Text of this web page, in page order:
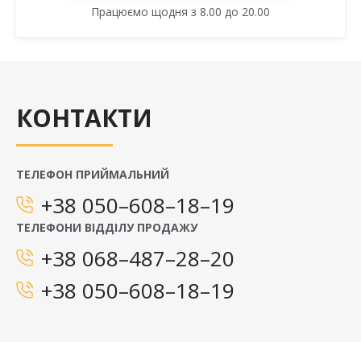
Працюємо щодня з 8.00 до 20.00
КОНТАКТИ
ТЕЛЕФОН ПРИЙМАЛЬНИЙ
+38 050–608–18–19
ТЕЛЕФОНИ ВІДДІЛУ ПРОДАЖУ
+38 068–487–28–20
+38 050–608–18–19